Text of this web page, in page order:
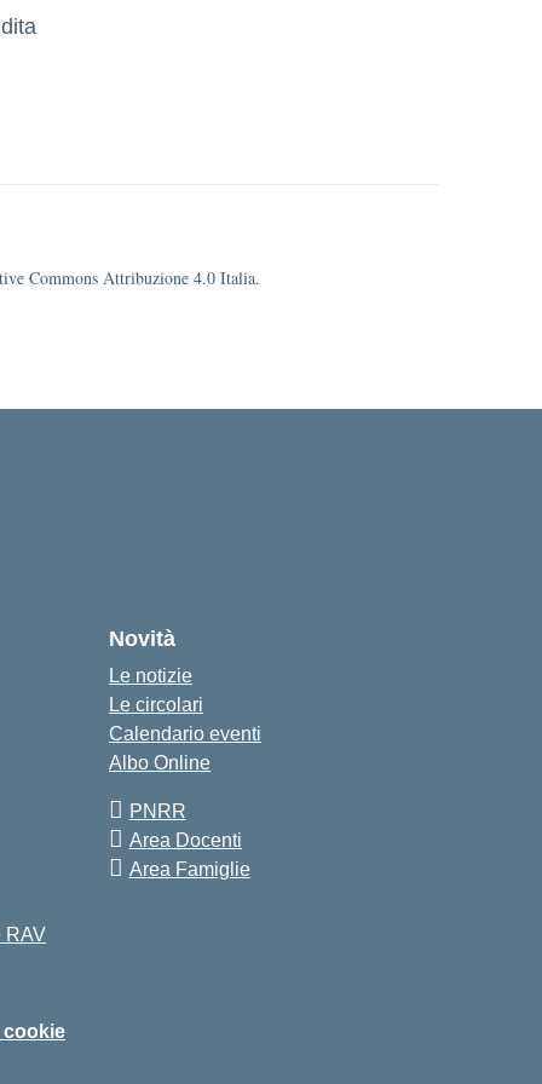
Commons Attribuzione 4.0 Italia.
RAV
Novità
Le notizie
Le circolari
Calendario eventi
Albo Online
PNRR
Area Docenti
Area Famiglie
cookie